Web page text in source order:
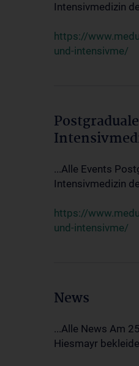
Intensivmedizin
https://
und-intensivme/
...Alle Events
Intensivmedizin
https://
und-intensivme/
News
...Alle News Am
Hiesmayr